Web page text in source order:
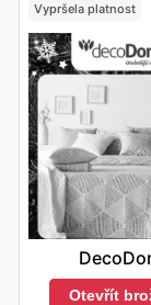
Vypršela platnost
Otevřít